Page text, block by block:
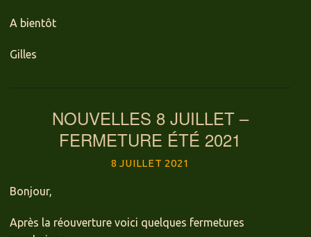
A bientôt
Gilles
NOUVELLES 8 JUILLET –
FERMETURE ÉTÉ 2021
8 JUILLET 2021
Bonjour,
Après la réouverture voici quelques fermetures